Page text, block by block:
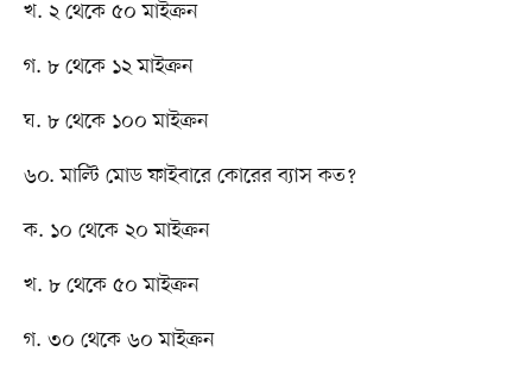
খ. ২ থেকে ৫০ মাইক্রন
গ. ৮ থেকে ১২ মাইক্রন
ঘ. ৮ থেকে ১০০ মাইক্রন
৬০. মাল্টি মোড ফাইবারে কোরের ব্যাস কত?
ক. ১০ থেকে ২০ মাইক্রন
খ. ৮ থেকে ৫০ মাইক্রন
গ. ৩০ থেকে ৬০ মাইক্রন